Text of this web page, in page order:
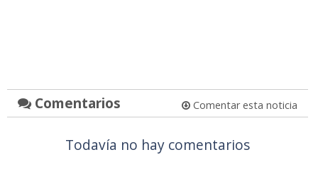
Comentarios Comentar esta noticia
Todavía no hay comentarios